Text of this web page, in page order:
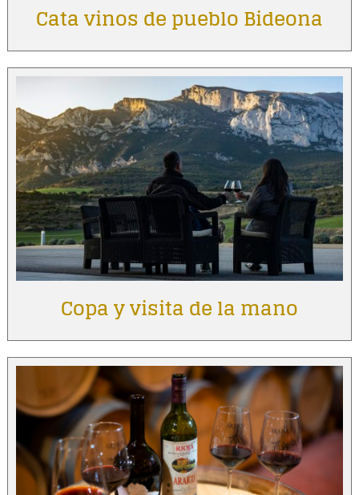
Cata vinos de pueblo Bideona
Copa y visita de la mano